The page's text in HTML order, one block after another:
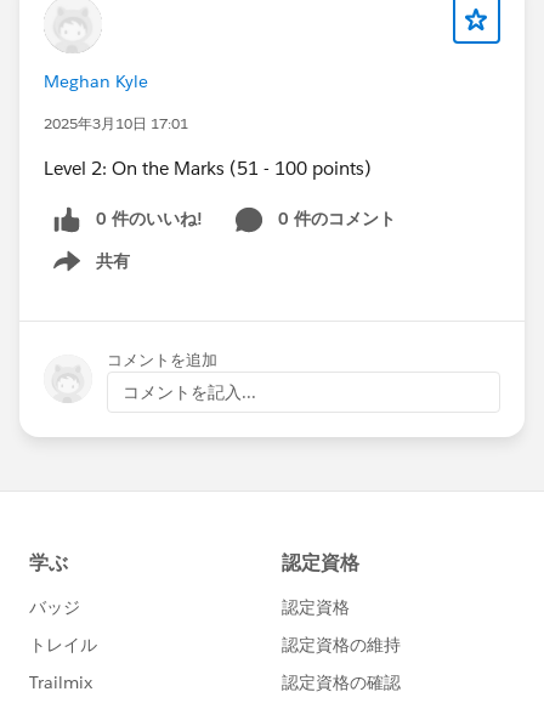
Meghan Kyle
2025年3月10日 17:01
Level 2: On the Marks (51 - 100 points)
0 件のいいね!
0 件のコメント
共有
Show menu
コメントを追加
コメントを記入...